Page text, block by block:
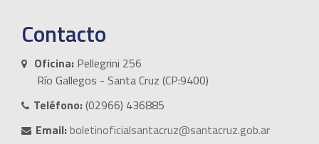
Contacto
Oficina: Pellegrini 256
Río Gallegos - Santa Cruz (CP:9400)
Teléfono:(02966) 436885
Email:boletinoficialsantacruz@santacruz.gob.ar